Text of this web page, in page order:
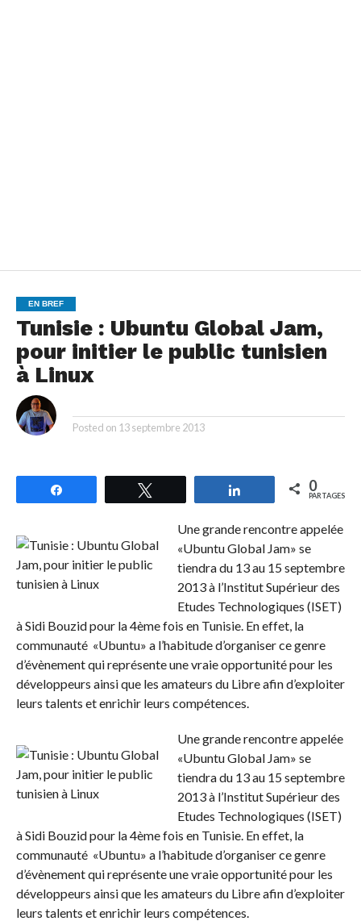
EN BREF
Tunisie : Ubuntu Global Jam,
pour initier le public tunisien
à Linux
Posted on 13 septembre 2013
Partagez 0
PARTAGES
Une grande rencontre appelée
«Ubuntu Global Jam» se
tiendra du 13 au 15 septembre
2013 à l’Institut Supérieur des
Etudes Technologiques (ISET)
à Sidi Bouzid pour la 4ème fois en Tunisie. En effet, la
communauté «Ubuntu» a l’habitude d’organiser ce genre
d’évènement qui représente une vraie opportunité pour les
développeurs ainsi que les amateurs du Libre afin d’exploiter
leurs talents et enrichir leurs compétences.
Une grande rencontre appelée
«Ubuntu Global Jam» se
tiendra du 13 au 15 septembre
2013 à l’Institut Supérieur des
Etudes Technologiques (ISET)
à Sidi Bouzid pour la 4ème fois en Tunisie. En effet, la
communauté «Ubuntu» a l’habitude d’organiser ce genre
d’évènement qui représente une vraie opportunité pour les
développeurs ainsi que les amateurs du Libre afin d’exploiter
leurs talents et enrichir leurs compétences.